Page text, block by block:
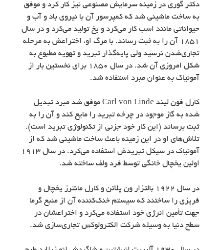
دکتر گوری در زمینه سرمایش مصنوعی نیز کار کرد و موفق
به ساخت ماشینی شد که کمپرسور آن با نیروی باد و آب و
حیواناتی مانند اسب کار می‌کرد و یخ تولید می‌کرد و در سال
1851 آن را به ثبت رساند. با مرگ او، اختراعش به مرحله
تجاری‌شدن نرسید ولی پایه‌گذار تبرید و تهویه مطبوع به
شکل امروزی آن شد. در سال 1850 برای نخستین بار از
آمونیاک به عنوان مبرد استفاده شد.
کارل فون لیند Carl von Linde موفق شد مبرد تبدیل
شده به گاز موجود در چرخه تبرید را مایع کند و آن را به
ثبت برساند (این کار خود جزئی از تکنولوژی تبرید است).
تلاش‌های او در این زمینه باعث ساخت ماشینی شد که از
آمونیاک در سیکل تبریدش استفاده می‌کرد. در سال 1913
اولین یخچال خانگی توسط فرد ولف ساخته شد.
در سال 1922 بالتزار ون پلاتن و کارل مانترز یخچال و
فریزی را ساختند که سیستم خنک‌کننده آن از منبع گرما
جهت تأمین انرژی خود استفاده می‌کرد و اختراعشان در
سطح دنیا به وسیله شرکت الکترولوکس تجاری‌سازی شد.